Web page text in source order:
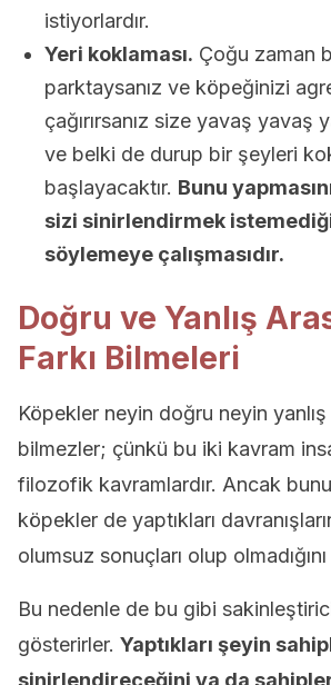
istiyorlardır.
Yeri koklaması. Çoğu zaman
parktaysanız ve köpeğinizi
çağırırsanız size yavaş yavaş
ve belki de durup bir şeyleri
başlayacaktır. Bunu
sizi sinirlendirmek
söylemeye çalışmasıdır.
Doğru ve Yanlış
Farkı Bilmeleri
Köpekler neyin doğru neyin
bilmezler; çünkü bu iki kavram
filozofik kavramlardır. Ancak
köpekler de yaptıkları
olumsuz sonuçları olup
Bu nedenle de bu gibi
gösterirler. Yaptıkları şeyin
sinirlendireceğini ya da